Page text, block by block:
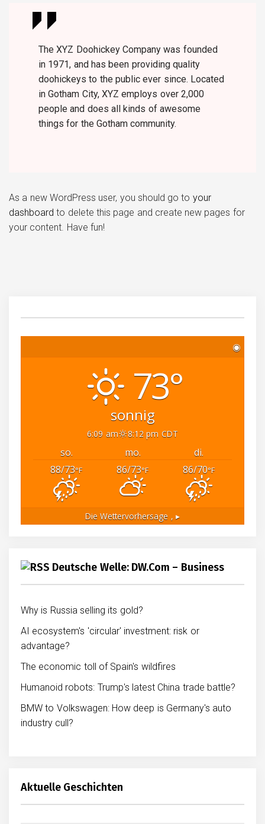
The XYZ Doohickey Company was founded
in 1971, and has been providing quality
doohickeys to the public ever since. Located
in Gotham City, XYZ employs over 2,000
people and does all kinds of awesome
things for the Gotham community.
As a new WordPress user, you should go to your
dashboard to delete this page and create new pages for
your content. Have fun!
◉
73°
sonnig
6:09 am 8:12 pm CDT
so. mo.
di.
88/73°F 86/73°F 86/70°F
Die Wettervorhersage , ▸
Deutsche Welle: DW.com – Business
Why is Russia selling its gold?
AI ecosystem's 'circular' investment: risk or
advantage?
The economic toll of Spain's wildfires
Humanoid robots: Trump's latest China trade battle?
BMW to Volkswagen: How deep is Germany's auto
industry cull?
Aktuelle Geschichten